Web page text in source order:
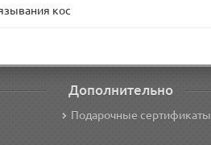
кос
Дополнительно
Подарочные сертификаты